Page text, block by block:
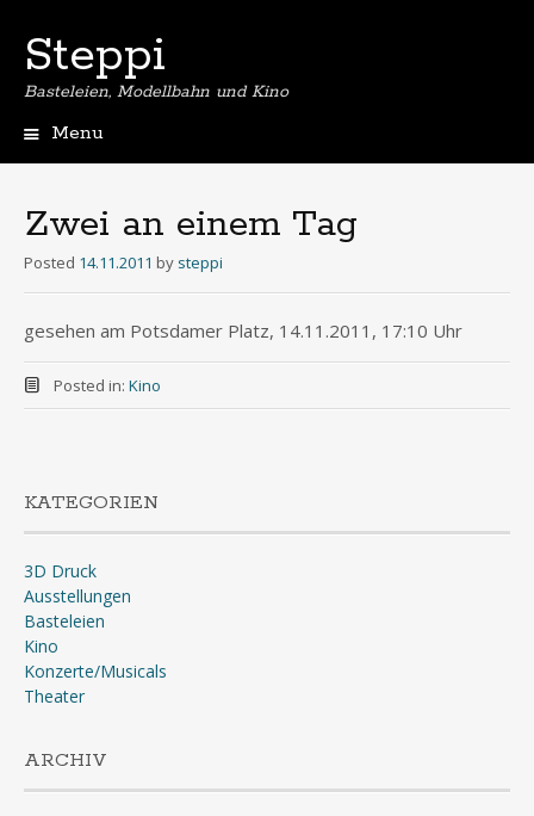
Steppi
Basteleien, Modellbahn und Kino
Menu
Zwei an einem Tag
Posted 14.11.2011 by steppi
gesehen am Potsdamer Platz, 14.11.2011, 17:10 Uhr
Posted in: Kino
KATEGORIEN
3D Druck
Ausstellungen
Basteleien
Kino
Konzerte/Musicals
Theater
ARCHIV